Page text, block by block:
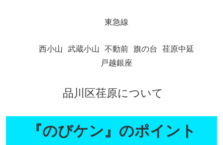
東急線
西小山 武蔵小山 不動前 旗の台 荏原中延
戸越銀座
品川区荏原について
『のびケン』のポイント